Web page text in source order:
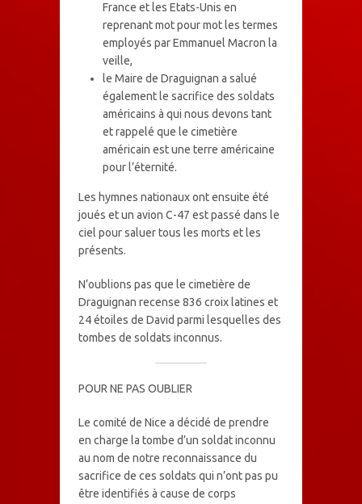
France et les Etats-Unis en
reprenant mot pour mot les termes
employés par Emmanuel Macron la
veille,
le Maire de Draguignan a salué
également le sacrifice des soldats
américains à qui nous devons tant
et rappelé que le cimetière
américain est une terre américaine
pour l’éternité.
Les hymnes nationaux ont ensuite été
joués et un avion C-47 est passé dans le
ciel pour saluer tous les morts et les
présents.
N’oublions pas que le cimetière de
Draguignan recense 836 croix latines et
24 étoiles de David parmi lesquelles des
tombes de soldats inconnus.
POUR NE PAS OUBLIER
Le comité de Nice a décidé de prendre
en charge la tombe d’un soldat inconnu
au nom de notre reconnaissance du
sacrifice de ces soldats qui n’ont pas pu
être identifiés à cause de corps